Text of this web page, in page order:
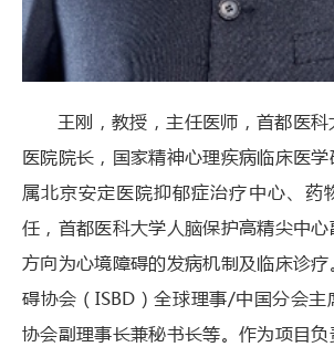
王刚，教授，主任医师，首都医
医院院长，国家精神心理疾病临床医
属北京安定医院抑郁症治疗中心、药
任，首都医科大学人脑保护高精尖中
方向为心境障碍的发病机制及临床诊
碍协会（ISBD）全球理事/中国分会主
协会副理事长兼秘书长等。作为项目